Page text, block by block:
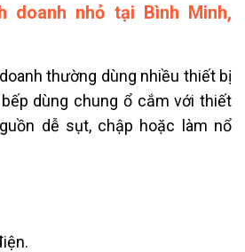
doanh nhỏ tại Bình Minh,
thường dùng nhiều thiết bị
dùng chung ổ cắm với thiết
dễ sụt, chập hoặc làm nổ